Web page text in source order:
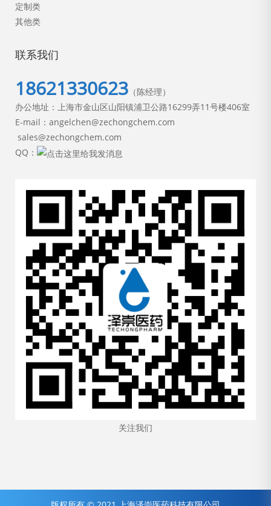
定制类
其他类
联系我们
18621330623 （陈经理）
办公地址：上海市金山区山阳镇浦卫公路16299弄11号楼406室
E-mail：angelchen@zechongchem.com
sales@zechongchem.com
QQ：
关注我们